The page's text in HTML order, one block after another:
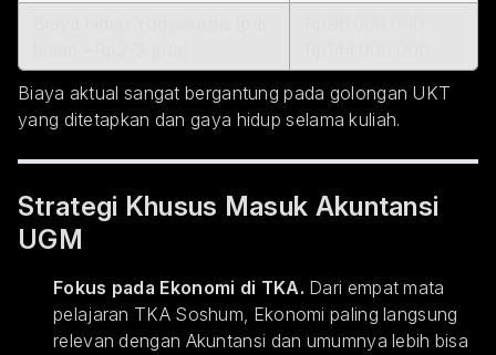
Biaya aktual sangat bergantung pada golongan UKT
yang ditetapkan dan gaya hidup selama kuliah.
Strategi Khusus Masuk Akuntansi
UGM
Fokus pada Ekonomi di TKA. Dari empat mata
pelajaran TKA Soshum, Ekonomi paling langsung
relevan dengan Akuntansi dan umumnya lebih bisa